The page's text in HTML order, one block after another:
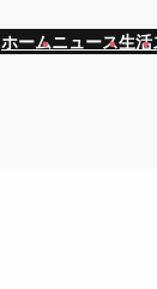
ホームニュース生活